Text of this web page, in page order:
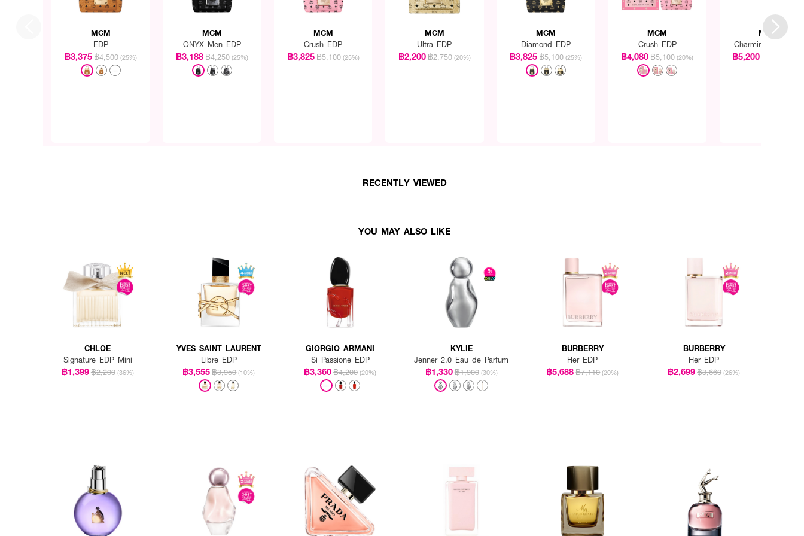
How to Use :
ฉีดบริเวณจุดชีพจร
MCM
EDP
฿3,375฿4,500 (25%)
MCM
ONYX Men EDP
฿3,188฿4,250 (25%)
MCM
Crush EDP
฿3,825฿5,100 (25%)
MCM
Ultra EDP
฿2,200฿2,750 (20%)
MCM
Diamond EDP
฿3,825฿5,100 (25%)
MCM
Crush EDP
฿4,080฿5,100 (20%)
MCM
Charming Pup EDP
฿5,200
RECENTLY VIEWED
YOU MAY ALSO LIKE
CHLOE
Signature EDP Mini
฿1,399฿2,200 (36%)
YVES SAINT LAURENT
Libre EDP
฿3,555฿3,950 (10%)
GIORGIO ARMANI
Si Passione EDP
฿3,360฿4,200 (20%)
KYLIE
Jenner 2.0 Eau de Parfum
฿1,330฿1,900 (30%)
BURBERRY
Her EDP
฿5,688฿7,110 (20%)
BURBERRY
Her EDP
฿2,699฿3,660 (26%)